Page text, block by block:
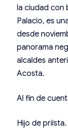
la ciudad con
Palacio, es
desde
panorama
alcaldes
Acosta.
Al fin de
Hijo de